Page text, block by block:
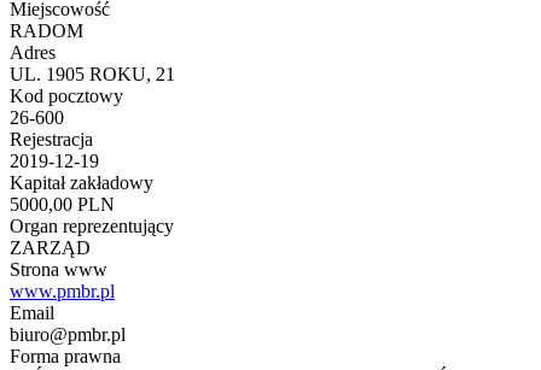
Miejscowość
RADOM
Adres
UL. 1905 ROKU, 21
Kod pocztowy
26-600
Rejestracja
2019-12-19
Kapitał zakładowy
5000,00 PLN
Organ reprezentujący
ZARZĄD
Strona www
www.pmbr.pl
Email
biuro@pmbr.pl
Forma prawna